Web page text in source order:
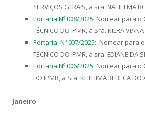
SERVIÇOS GERAIS, a sra. NATIELMA
Portaria Nº 008/2025: Nomear para o
TÉCNICO DO IPMR, a Sra. NILRA
Portaria Nº 007/2025: Nomear para o
TÉCNICO DO IPMR, a sra. EDIANE DA
Portaria Nº 006/2025: Nomear para o
DO IPMR, a Sra. KETHIMA REBECA DO
Janeiro